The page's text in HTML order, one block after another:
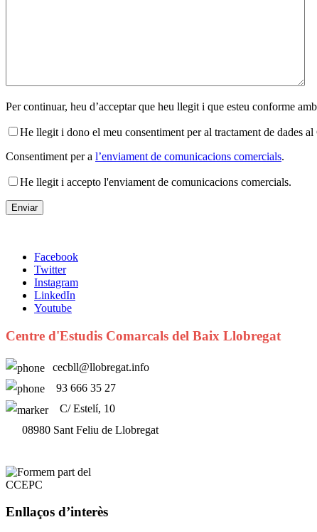
Per continuar, heu d’acceptar que heu llegit i que esteu conforme
He llegit i dono el meu consentiment per al tractament de dades
Consentiment per a l’enviament de comunicacions comercials.
He llegit i accepto l'enviament de comunicacions comercials.
Facebook
Twitter
Instagram
LinkedIn
Youtube
Centre d'Estudis Comarcals del Baix Llobregat
cecbll@llobregat.info
93 666 35 27
C/ Estelí, 10
08980 Sant Feliu de Llobregat
Enllaços d’interès